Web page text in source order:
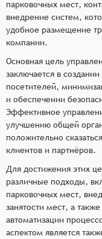
парковочных мест,
внедрение систем,
удобное размещение
компании.
Основная цель
заключается в
посетителей,
и обеспечении
Эффективное
улучшению общей
положительно
клиентов и партнёров.
Для достижения этих
различные подходы,
парковочных мест,
занятости мест, а
автоматизации
аспектом является